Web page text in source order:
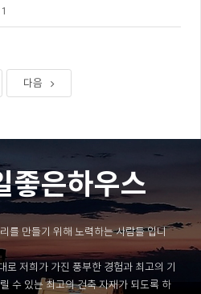
다음
좋은하우스
를 만들기 위해 노력하는 사람들 입니
저희가 가진 풍부한 경험과 최고의 기
수 있는 최고의 건축 자재가 되도록 하